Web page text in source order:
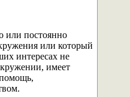
или постоянно
или который
интересах не
имеет